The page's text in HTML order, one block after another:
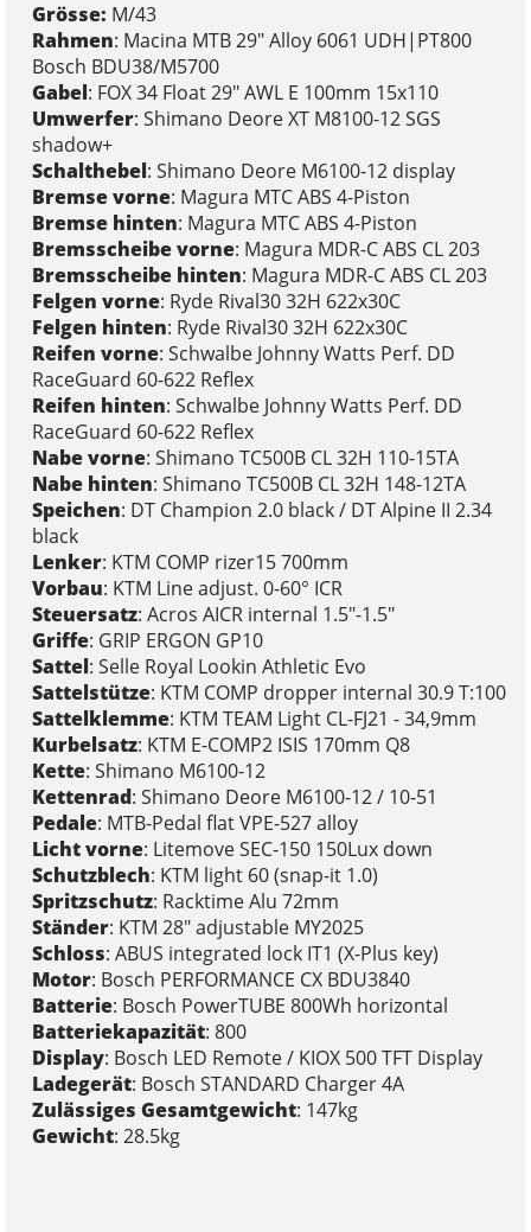
Grösse: M/43
Rahmen: Macina MTB 29" Alloy 6061 UDH|PT800
Bosch BDU38/M5700
Gabel: FOX 34 Float 29" AWL E 100mm 15x110
Umwerfer: Shimano Deore XT M8100-12 SGS
shadow+
Schalthebel: Shimano Deore M6100-12 display
Bremse vorne: Magura MTC ABS 4-Piston
Bremse hinten: Magura MTC ABS 4-Piston
Bremsscheibe vorne: Magura MDR-C ABS CL 203
Bremsscheibe hinten: Magura MDR-C ABS CL 203
Felgen vorne: Ryde Rival30 32H 622x30C
Felgen hinten: Ryde Rival30 32H 622x30C
Reifen vorne: Schwalbe Johnny Watts Perf. DD
RaceGuard 60-622 Reflex
Reifen hinten: Schwalbe Johnny Watts Perf. DD
RaceGuard 60-622 Reflex
Nabe vorne: Shimano TC500B CL 32H 110-15TA
Nabe hinten: Shimano TC500B CL 32H 148-12TA
Speichen: DT Champion 2.0 black / DT Alpine II 2.34
black
Lenker: KTM COMP rizer15 700mm
Vorbau: KTM Line adjust. 0-60° ICR
Steuersatz: Acros AICR internal 1.5"-1.5"
Griffe: GRIP ERGON GP10
Sattel: Selle Royal Lookin Athletic Evo
Sattelstütze: KTM COMP dropper internal 30.9 T:100
Sattelklemme: KTM TEAM Light CL-FJ21 - 34,9mm
Kurbelsatz: KTM E-COMP2 ISIS 170mm Q8
Kette: Shimano M6100-12
Kettenrad: Shimano Deore M6100-12 / 10-51
Pedale: MTB-Pedal flat VPE-527 alloy
Licht vorne: Litemove SEC-150 150Lux down
Schutzblech: KTM light 60 (snap-it 1.0)
Spritzschutz: Racktime Alu 72mm
Ständer: KTM 28" adjustable MY2025
Schloss: ABUS integrated lock IT1 (X-Plus key)
Motor: Bosch PERFORMANCE CX BDU3840
Batterie: Bosch PowerTUBE 800Wh horizontal
Batteriekapazität: 800
Display: Bosch LED Remote / KIOX 500 TFT Display
Ladegerät: Bosch STANDARD Charger 4A
Zulässiges Gesamtgewicht: 147kg
Gewicht: 28.5kg